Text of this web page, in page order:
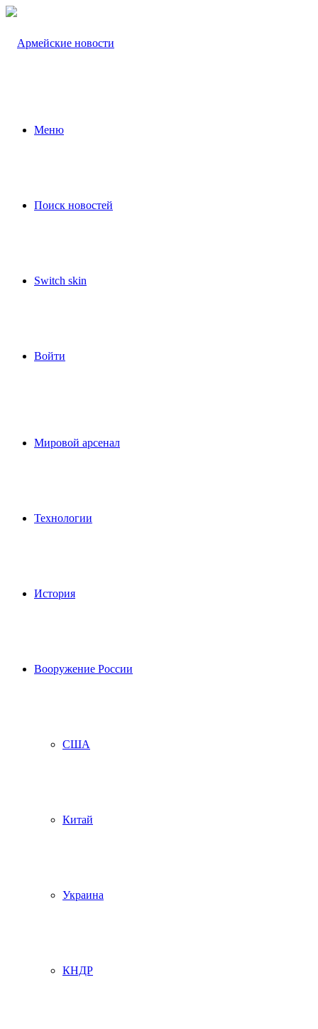
Меню
Поиск новостей
Switch skin
Войти
Мировой арсенал
Технологии
История
Вооружение России
США
Китай
Украина
КНДР